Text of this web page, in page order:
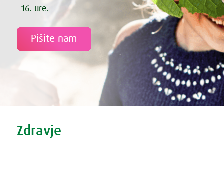
- 16. ure.
Pišite nam
Zdravje